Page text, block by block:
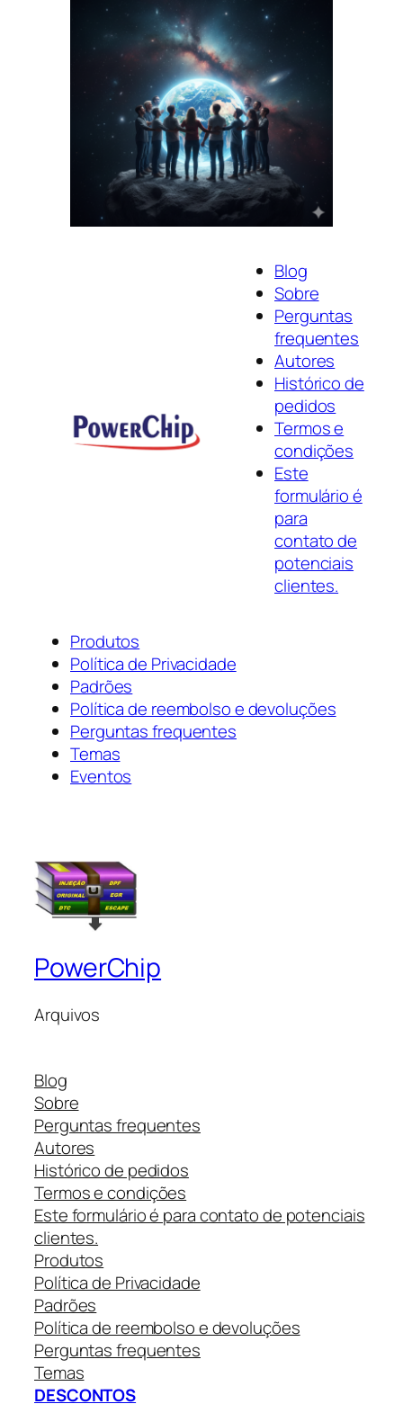
Blog
Sobre
Perguntas
frequentes
Autores
Histórico de
pedidos
Termos e
condições
Este
formulário é
para
contato de
potenciais
clientes.
Produtos
Política de Privacidade
Padrões
Política de reembolso e devoluções
Perguntas frequentes
Temas
Eventos
PowerChip
Arquivos
Blog
Sobre
Perguntas frequentes
Autores
Histórico de pedidos
Termos e condições
Este formulário é para contato de potenciais
clientes.
Produtos
Política de Privacidade
Padrões
Política de reembolso e devoluções
Perguntas frequentes
Temas
DESCONTOS